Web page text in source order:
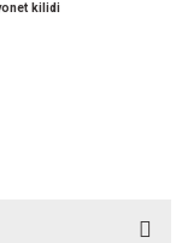
kilidi